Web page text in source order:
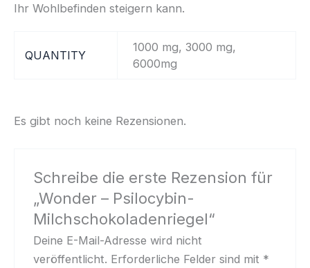
Ihr Wohlbefinden steigern kann.
QUANTITY
1000 mg, 3000 mg,
6000mg
Es gibt noch keine Rezensionen.
Schreibe die erste Rezension für
„Wonder – Psilocybin-
Milchschokoladenriegel“
Deine E-Mail-Adresse wird nicht
veröffentlicht. Erforderliche Felder sind mit *